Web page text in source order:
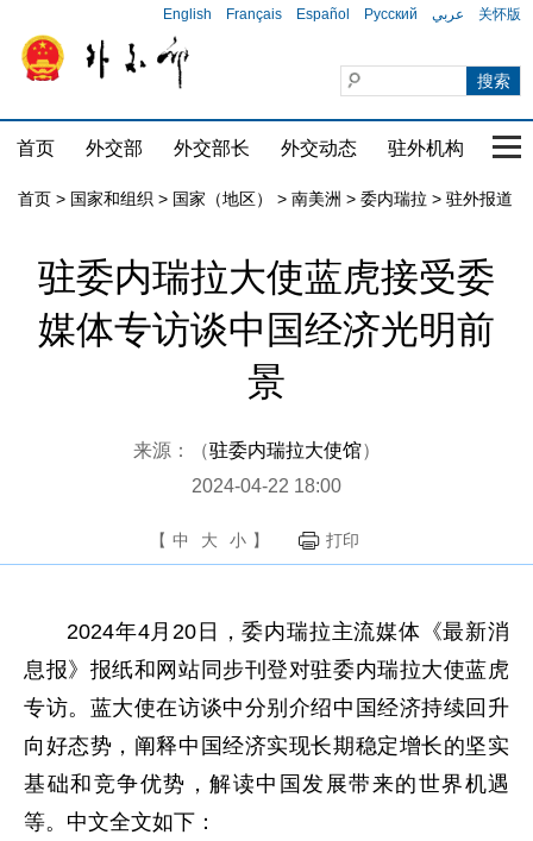
English Français Español Русский عربي 关怀版
首页 外交部 外交部长 外交动态 驻外机构 国
首页 > 国家和组织 > 国家（地区） > 南美洲 > 委内瑞拉 > 驻外报道
驻委内瑞拉大使蓝虎接受委
媒体专访谈中国经济光明前
景
来源：（驻委内瑞拉大使馆）
2024-04-22 18:00
【 中 大 小 】 打印
2024年4月20日，委内瑞拉主流媒体《最新消
息报》报纸和网站同步刊登对驻委内瑞拉大使蓝虎
专访。蓝大使在访谈中分别介绍中国经济持续回升
向好态势，阐释中国经济实现长期稳定增长的坚实
基础和竞争优势，解读中国发展带来的世界机遇
等。中文全文如下：